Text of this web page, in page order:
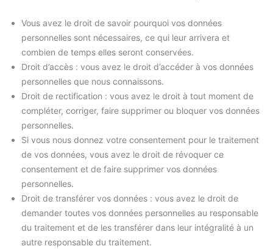
Vous avez le droit de savoir pourquoi vos données
personnelles sont nécessaires, ce qui leur arrivera et
combien de temps elles seront conservées.
Droit d’accès : vous avez le droit d’accéder à vos données
personnelles que nous connaissons.
Droit de rectification : vous avez le droit à tout moment de
compléter, corriger, faire supprimer ou bloquer vos données
personnelles.
Si vous nous donnez votre consentement pour le traitement
de vos données, vous avez le droit de révoquer ce
consentement et de faire supprimer vos données
personnelles.
Droit de transférer vos données : vous avez le droit de
demander toutes vos données personnelles au responsable
du traitement et de les transférer dans leur intégralité à un
autre responsable du traitement.